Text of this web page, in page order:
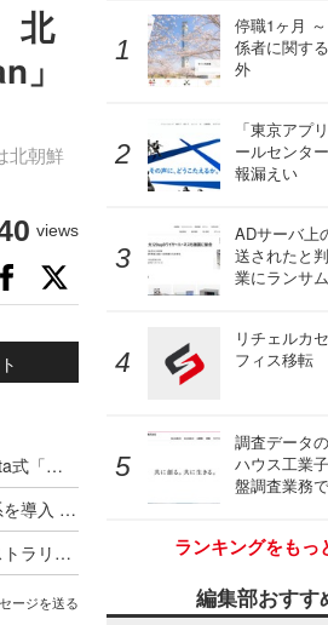
北
北朝鮮
views
ハッキングカンファレンス DEF CON、Meta式「変態メガネ」全面禁止（度付きもNG）広がるスマートグラス締め出し
Google がサイバー犯罪集団の独自分類体系を導入 ～ Microsoft と CrowdStrike が推進した業界統一規則はいずこへ
最低賃金実現に並ぶ歴史的改革か ～ オーストラリア首相が AI 企業に消費する以上の発電とコンテンツ盗用停止を突きつける
ージを送る
停職1ヶ月
係者に関す
外
「東京アプ
ールセンタ
報漏えい
ADサーバ上
送されたと
業にランサ
リチェルカ
フィス移転
調査データ
ハウス工業
盤調査業務
ランキングをもっ
編集部おすす